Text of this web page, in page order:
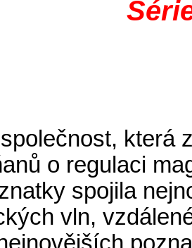
která
o regulaci
spojila
vln,